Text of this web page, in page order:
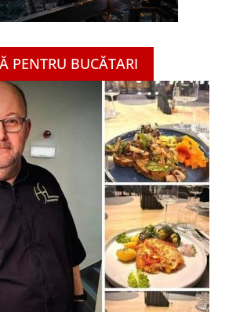
PENTRU BUCĂTARI